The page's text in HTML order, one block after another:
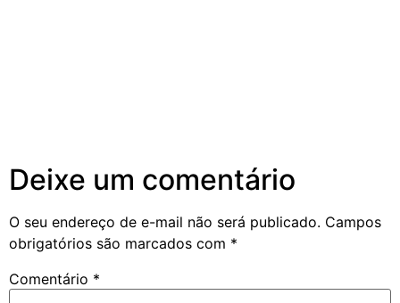
Deixe um comentário
O seu endereço de e-mail não será publicado. Campos
obrigatórios são marcados com *
Comentário *